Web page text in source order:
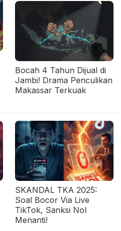
Bocah 4 Tahun Dijual di
Jambi! Drama Penculikan
Makassar Terkuak
SKANDAL TKA 2025:
Soal Bocor Via Live
TikTok, Sanksi Nol
Menanti!